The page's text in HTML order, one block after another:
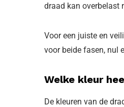
draad kan overbelast
Voor een juiste en
voor beide fasen, nul
Welke kleur
De kleuren van de